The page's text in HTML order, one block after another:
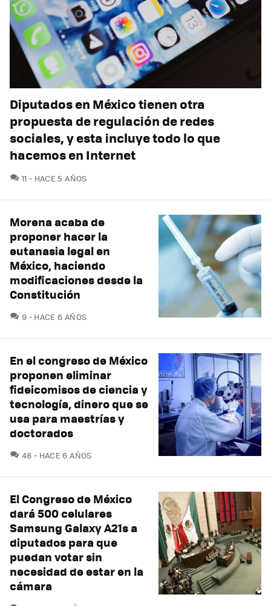
Diputados en México tienen otra
propuesta de regulación de redes
sociales, y esta incluye todo lo que
hacemos en Internet
11 COMENTARIOS
HACE 5 AÑOS
Morena acaba de
proponer hacer la
eutanasia legal en
México, haciendo
modificaciones desde la
Constitución
9 COMENTARIOS
HACE 6 AÑOS
En el congreso de México
proponen eliminar
fideicomisos de ciencia y
tecnología, dinero que se
usa para maestrías y
doctorados
48 COMENTARIOS
HACE 6 AÑOS
El Congreso de México
dará 500 celulares
Samsung Galaxy A21s a
diputados para que
puedan votar sin
necesidad de estar en la
cámara